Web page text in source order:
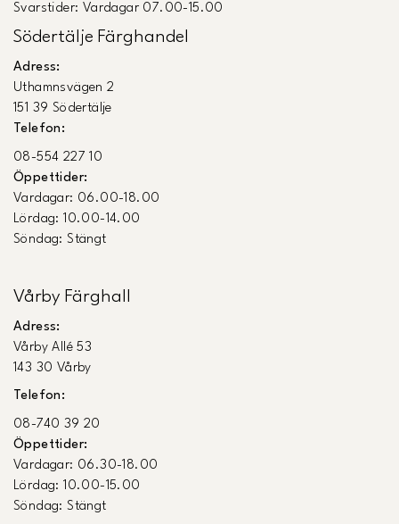
Svarstider: Vardagar 07.00-15.00
Södertälje Färghandel
Adress:
Uthamnsvägen 2
151 39 Södertälje
Telefon:
08-554 227 10
Öppettider:
Vardagar: 06.00-18.00
Lördag: 10.00-14.00
Söndag: Stängt
Vårby Färghall
Adress:
Vårby Allé 53
143 30 Vårby
Telefon:
08-740 39 20
Öppettider:
Vardagar: 06.30-18.00
Lördag: 10.00-15.00
Söndag: Stängt